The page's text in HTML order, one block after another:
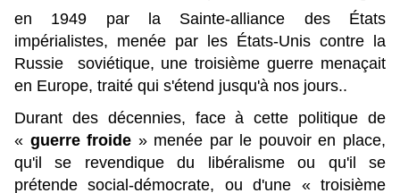
en 1949 par la Sainte-alliance des États
impérialistes, menée par les États-Unis contre la
Russie soviétique, une troisième guerre menaçait
en Europe, traité qui s'étend jusqu'à nos jours..
Durant des décennies, face à cette politique de
« guerre froide » menée par le pouvoir en place,
qu'il se revendique du libéralisme ou qu'il se
prétende social-démocrate, ou d'une « troisième